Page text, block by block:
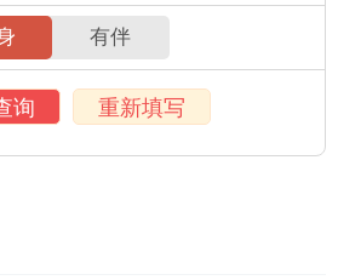
要更多地关注自己的家庭生活。这个
来处理家庭问题和增进家庭关系，属牛
来陪伴自己的家人，加强彼此的感情。
牛男性冷静思考以做出正确的决定。他
有伴
询 重新填写